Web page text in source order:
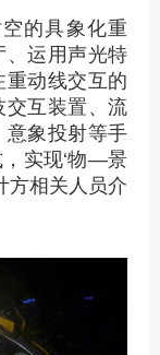
的具象化重
、运用声光特
动线交互的
交互装置、流
意象投射等手
实现‘物—景
方相关人员介